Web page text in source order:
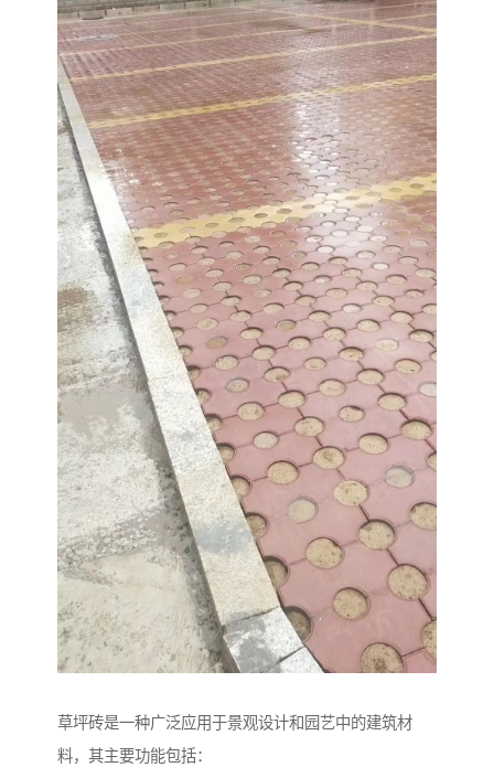
草坪砖是一种广泛应用于景观设计和园艺中的建筑材
料，其主要功能包括：